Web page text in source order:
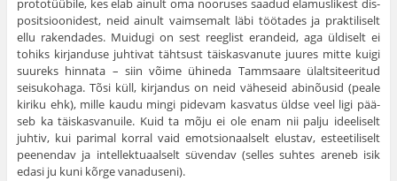
prototüübile, kes elab ainult oma nooruses saadud elamuslikest dis­
positsioonidest, neid ainult vaimsemalt läbi töötades ja praktiliselt
ellu rakendades. Muidugi on sest reeglist erandeid, aga üldiselt ei
tohiks kirjanduse juhtivat tähtsust täiskasvanute juures mitte kuigi
suureks hinnata – siin võime ühineda Tammsaare ülaltsiteeritud
seisukohaga. Tõsi küll, kirjandus on neid väheseid abinõusid (peale
kiriku ehk), mille kaudu mingi pidevam kasvatus üldse veel ligi pää­
seb ka täiskasvanuile. Kuid ta mõju ei ole enam nii palju ideeliselt
juhtiv, kui parimal korral vaid emotsionaalselt elustav, esteetili­selt
peenendav ja intellektuaalselt süvendav (selles suhtes areneb isik
edasi ju kuni kõrge vanaduseni).